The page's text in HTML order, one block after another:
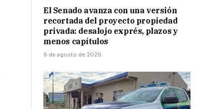
El Senado avanza con una versión
recortada del proyecto propiedad
privada: desalojo exprés, plazos y
menos capítulos
6 de agosto de 2026